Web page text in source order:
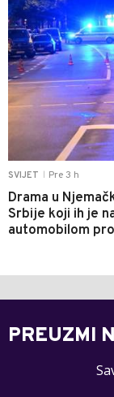
SVIJET Pre 3 h
Drama u
Srbije koji ih je
automobilom
PREUZMI